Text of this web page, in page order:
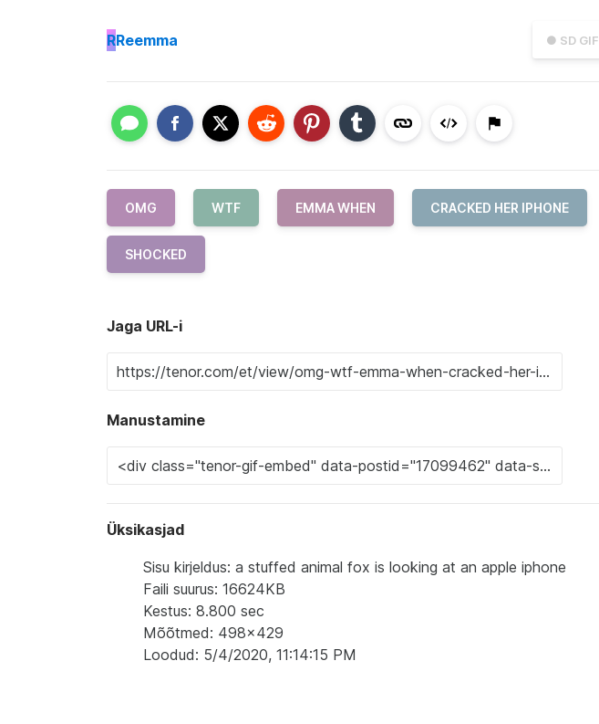
● SD GIF
RReemma
OMG WTF EMMA WHEN CRACKED HER IPHONE
SHOCKED
Jaga URL-i
Manustamine
Üksikasjad
Sisu kirjeldus: a stuffed animal fox is looking at an apple iphone
Faili suurus: 16624KB
Kestus: 8.800 sec
Mõõtmed: 498x429
Loodud: 5/4/2020, 11:14:15 PM